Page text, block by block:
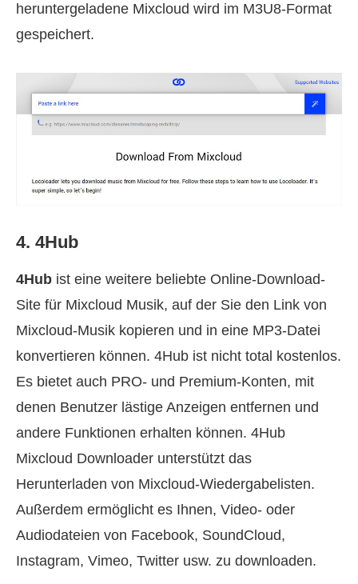
heruntergeladene Mixcloud wird im M3U8-Format
gespeichert.
4. 4Hub
4Hub ist eine weitere beliebte Online-Download-
Site für Mixcloud Musik, auf der Sie den Link von
Mixcloud-Musik kopieren und in eine MP3-Datei
konvertieren können. 4Hub ist nicht total kostenlos.
Es bietet auch PRO- und Premium-Konten, mit
denen Benutzer lästige Anzeigen entfernen und
andere Funktionen erhalten können. 4Hub
Mixcloud Downloader unterstützt das
Herunterladen von Mixcloud-Wiedergabelisten.
Außerdem ermöglicht es Ihnen, Video- oder
Audiodateien von Facebook, SoundCloud,
Instagram, Vimeo, Twitter usw. zu downloaden.